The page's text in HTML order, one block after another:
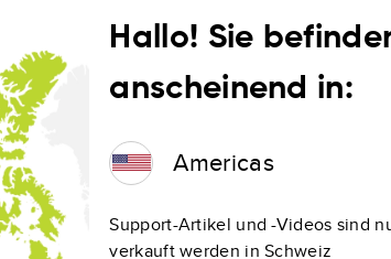
Ausfahrten und Kreuzungen wird die richtige
Hallo! Sie
anscheinend in:
Americas
Support-Artikel und -Videos sind
verkauft werden in Schweiz